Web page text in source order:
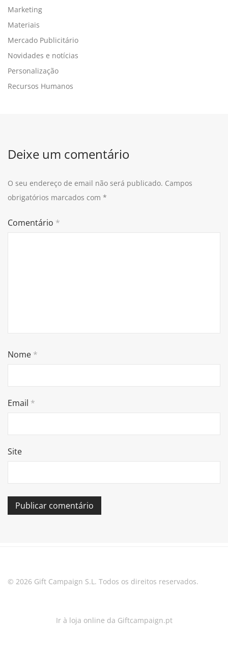
Marketing
Materiais
Mercado Publicitário
Novidades e notícias
Personalização
Recursos Humanos
Deixe um comentário
O seu endereço de email não será publicado. Campos
obrigatórios marcados com *
Comentário *
Nome *
Email *
Site
© 2026 Gift Campaign S.L. Todos os direitos reservados.
Ir à loja online da Giftcampaign.pt